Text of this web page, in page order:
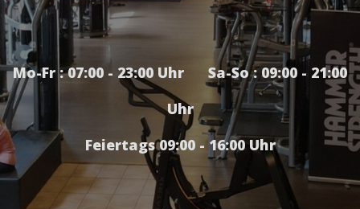
Mo-Fr : 07:00 - 23:00 Uhr Sa-So : 09:00 - 21:00
Uhr
Feiertags 09:00 - 16:00 Uhr